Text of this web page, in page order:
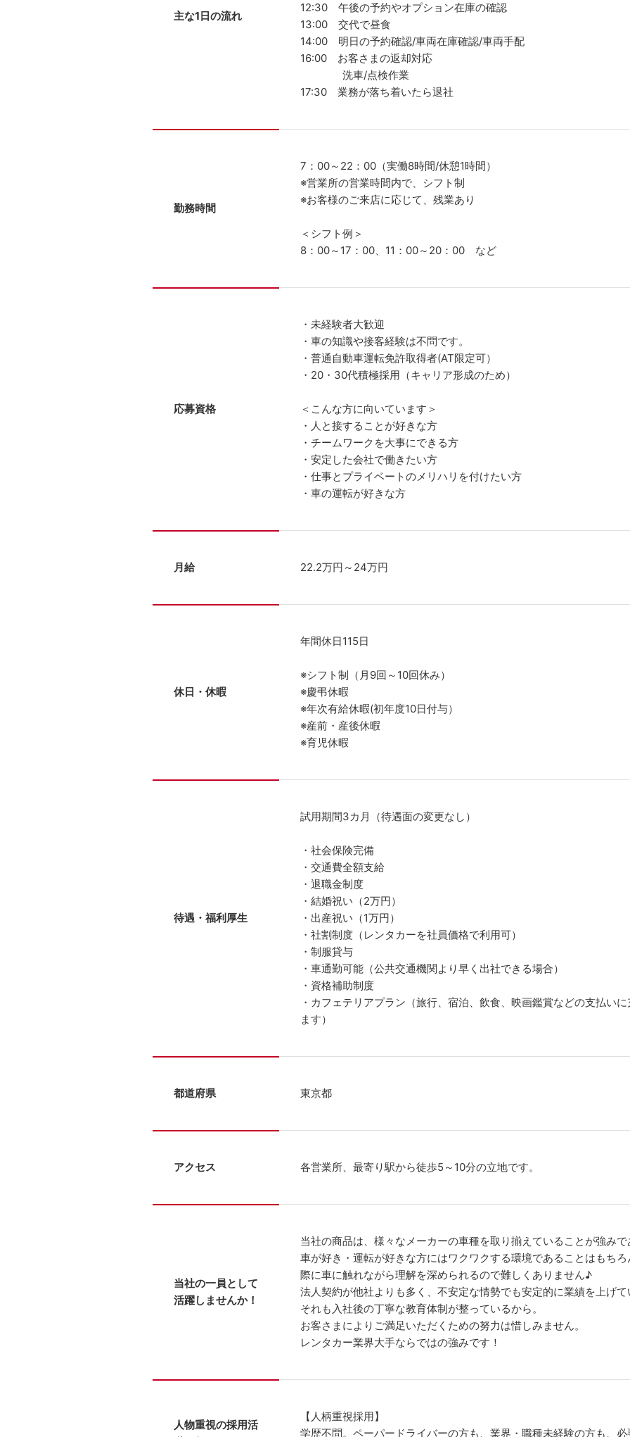
主な1日の流れ
12:30 午後の予約やオプション在庫の確認
13:00 交代で昼食
14:00 明日の予約確認/車両在庫確認/車両手配
16:00 お客さまの返却対応
洗車/点検作業
17:30 業務が落ち着いたら退社
勤務時間
7：00～22：00（実働8時間/休憩1時間）
※営業所の営業時間内で、シフト制
※お客様のご来店に応じて、残業あり
＜シフト例＞
8：00～17：00、11：00～20：00 など
応募資格
・未経験者大歓迎
・車の知識や接客経験は不問です。
・普通自動車運転免許取得者(AT限定可）
・20・30代積極採用（キャリア形成のため）
＜こんな方に向いています＞
・人と接することが好きな方
・チームワークを大事にできる方
・安定した会社で働きたい方
・仕事とプライベートのメリハリを付けたい方
・車の運転が好きな方
月給 22.2万円～24万円
休日・休暇
年間休日115日
※シフト制（月9回～10回休み）
※慶弔休暇
※年次有給休暇(初年度10日付与）
※産前・産後休暇
※育児休暇
待遇・福利厚生
試用期間3カ月（待遇面の変更なし）
・社会保険完備
・交通費全額支給
・退職金制度
・結婚祝い（2万円）
・出産祝い（1万円）
・社割制度（レンタカーを社員価格で利用可）
・制服貸与
・車通勤可能（公共交通機関より早く出社できる場合）
・資格補助制度
・カフェテリアプラン（旅行、宿泊、飲食、映画鑑賞などの支払い
ます）
都道府県 東京都
アクセス 各営業所、最寄り駅から徒歩5～10分の立地です。
当社の一員として
活躍しませんか！
当社の商品は、様々なメーカーの車種を取り揃えていることが強み
車が好き・運転が好きな方にはワクワクする環境であることはもち
際に車に触れながら理解を深められるので難しくありません♪
法人契約が他社よりも多く、不安定な情勢でも安定的に業績を上げ
それも入社後の丁寧な教育体制が整っているから。
お客さまによりご満足いただくための努力は惜しみません。
レンタカー業界大手ならではの強みです！
人物重視の採用活
【人柄重視採用】
学歴不問。ペーパードライバーの方も、業界・職種未経験の方も、